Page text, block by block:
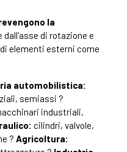
la
di rotazione e
di elementi esterni come
automobilistica:
semiassi ?
industriali,
cilindri, valvole,
? Agricoltura: